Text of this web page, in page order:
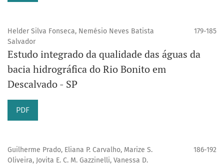
Helder Silva Fonseca, Nemésio Neves Batista
Salvador
179-185
Estudo integrado da qualidade das águas da
bacia hidrográfica do Rio Bonito em
Descalvado - SP
PDF
Guilherme Prado, Eliana P. Carvalho, Marize S.
Oliveira, Jovita E. C. M. Gazzinelli, Vanessa D.
186-192